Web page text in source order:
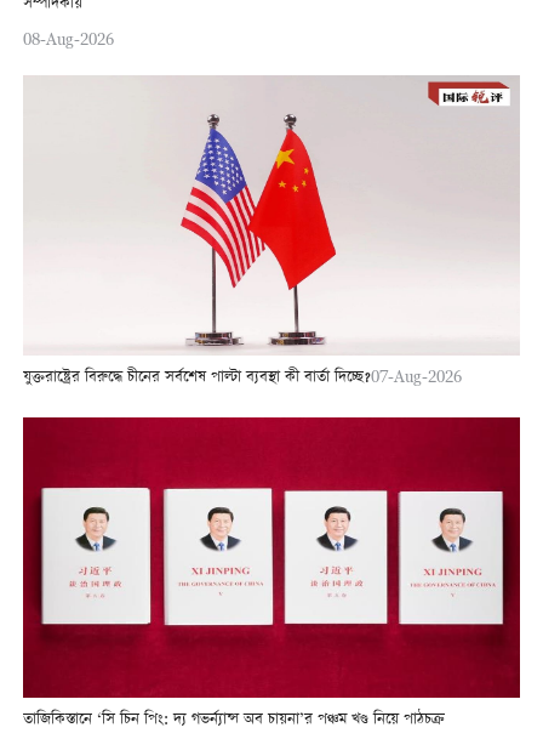
08-Aug-2026
যুক্তরাষ্ট্রের বিরুদ্ধে চীনের সর্বশেষ পাল্টা ব্যবস্থা কী বার্তা দিচ্ছে?07-Aug-2026
তাজিকিস্তানে ‘সি চিন পিং: দ্য গভর্ন্যান্স অব চায়না’র পঞ্চম খণ্ড নিয়ে পাঠচক্র